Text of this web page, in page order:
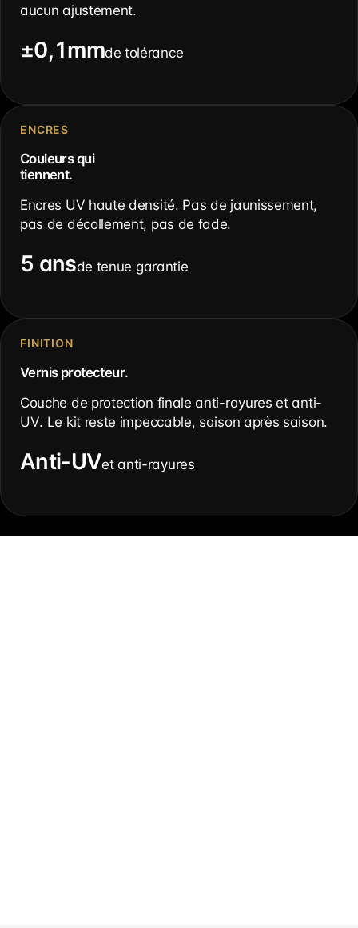
aucun ajustement.
±0,1mmde tolérance
ENCRES
Couleurs qui
tiennent.
Encres UV haute densité. Pas de jaunissement,
pas de décollement, pas de fade.
5 ansde tenue garantie
FINITION
Vernis protecteur.
Couche de protection finale anti-rayures et anti-
UV. Le kit reste impeccable, saison après saison.
Anti-UVet anti-rayures